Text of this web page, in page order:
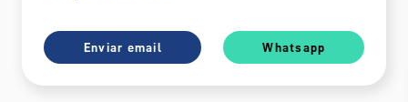
Enviar email Whatsapp